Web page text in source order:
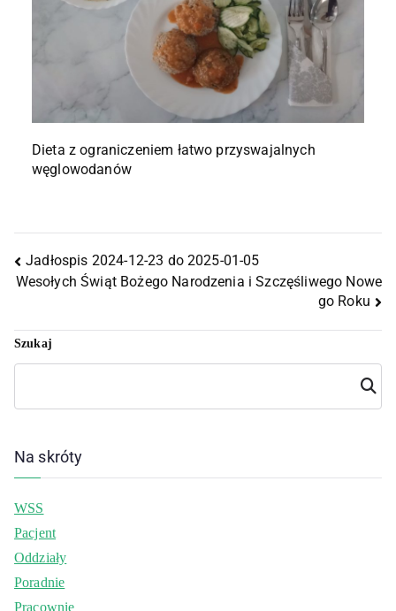
Dieta z ograniczeniem łatwo przyswajalnych
węglowodanów
Jadłospis 2024-12-23 do 2025-01-05
Wesołych Świąt Bożego Narodzenia i Szczęśliwego Nowe
go Roku
Szukaj
Szuka
j
Na skróty
WSS
Pacjent
Oddziały
Poradnie
Pracownie